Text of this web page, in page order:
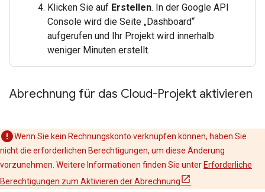
Klicken Sie auf Erstellen. In der Google API
Console wird die Seite „Dashboard“
aufgerufen und Ihr Projekt wird innerhalb
weniger Minuten erstellt.
Abrechnung für das Cloud-Projekt aktivieren
Wenn Sie kein Rechnungskonto verknüpfen können, haben Sie
nicht die erforderlichen Berechtigungen, um diese Änderung
vorzunehmen. Weitere Informationen finden Sie unter Erforderliche
Berechtigungen zum Aktivieren der Abrechnung
.